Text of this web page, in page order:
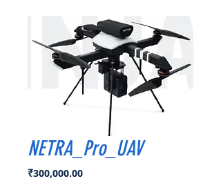
NETRA_Pro_UAV
₹300,000.00Price